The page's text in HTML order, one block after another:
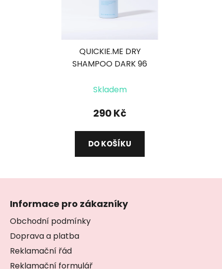
QUICKIE.ME DRY
SHAMPOO DARK 96
suchý šampon pro
Skladem
290 Kč
DO KOŠÍKU
Informace pro zákazníky
Obchodní podmínky
Doprava a platba
Reklamační řád
Reklamační formulář